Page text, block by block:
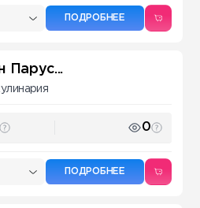
ПОДРОБНЕЕ
Парус...
0
ПОДРОБНЕЕ